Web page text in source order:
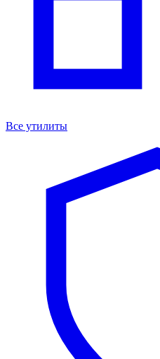
Все утилиты